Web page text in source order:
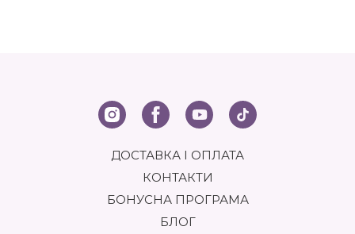
ДОСТАВКА І ОПЛАТА
КОНТАКТИ
БОНУСНА ПРОГРАМА
БЛОГ